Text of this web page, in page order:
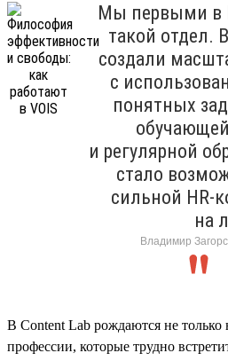
Мы первыми в
такой отдел.
создали
с
понятных
и регулярной
стало
сильной HR-
на
Владимир
В Content Lab рождаются не
профессии, которые трудно